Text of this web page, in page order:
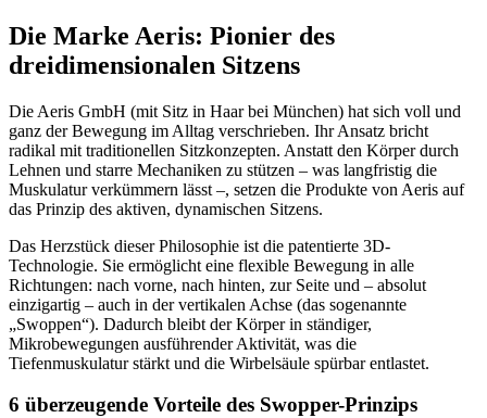
Die Marke Aeris: Pionier des
dreidimensionalen Sitzens
Die Aeris GmbH (mit Sitz in Haar bei München) hat sich voll und
ganz der Bewegung im Alltag verschrieben. Ihr Ansatz bricht
radikal mit traditionellen Sitzkonzepten. Anstatt den Körper durch
Lehnen und starre Mechaniken zu stützen – was langfristig die
Muskulatur verkümmern lässt –, setzen die Produkte von Aeris auf
das Prinzip des aktiven, dynamischen Sitzens.
Das Herzstück dieser Philosophie ist die patentierte 3D-
Technologie. Sie ermöglicht eine flexible Bewegung in alle
Richtungen: nach vorne, nach hinten, zur Seite und – absolut
einzigartig – auch in der vertikalen Achse (das sogenannte
„Swoppen“). Dadurch bleibt der Körper in ständiger,
Mikrobewegungen ausführender Aktivität, was die
Tiefenmuskulatur stärkt und die Wirbelsäule spürbar entlastet.
6 überzeugende Vorteile des Swopper-Prinzips